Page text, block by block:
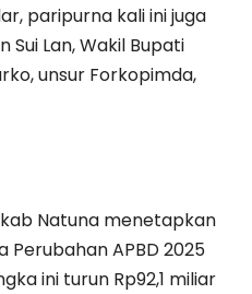
paripurna kali ini juga
Sui Lan, Wakil Bupati
unsur Forkopimda,
Natuna menetapkan
APBD 2025
ini turun Rp92,1 miliar